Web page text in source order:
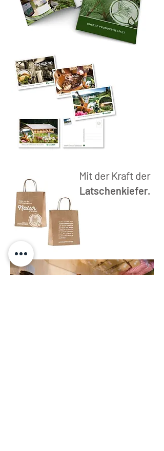
Mit der Kraft der
Latschenkiefer.